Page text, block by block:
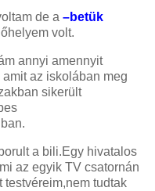
de a –betük
volt.
annyi amennyit
az iskolában meg
sikerült
a bili.Egy hivatalos
az egyik TV csatornán
testvéreim,nem tudtak